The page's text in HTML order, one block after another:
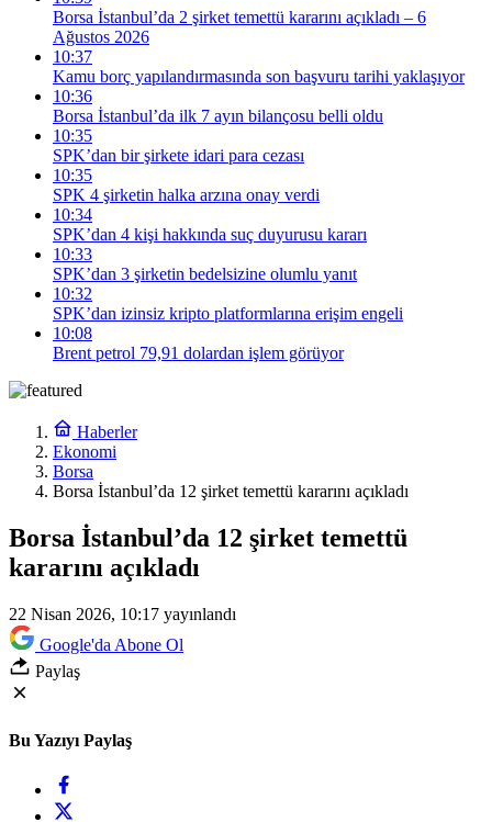
Borsa İstanbul’da 2 şirket temettü kararını açıkladı – 6
Ağustos 2026
10:37
Kamu borç yapılandırmasında son başvuru tarihi yaklaşıyor
10:36
Borsa İstanbul’da ilk 7 ayın bilançosu belli oldu
10:35
SPK’dan bir şirkete idari para cezası
10:35
SPK 4 şirketin halka arzına onay verdi
10:34
SPK’dan 4 kişi hakkında suç duyurusu kararı
10:33
SPK’dan 3 şirketin bedelsizine olumlu yanıt
10:32
SPK’dan izinsiz kripto platformlarına erişim engeli
10:08
Brent petrol 79,91 dolardan işlem görüyor
Haberler
Ekonomi
Borsa
Borsa İstanbul’da 12 şirket temettü kararını açıkladı
Borsa İstanbul’da 12 şirket temettü
kararını açıkladı
22 Nisan 2026, 10:17 yayınlandı
Google'da Abone Ol
Paylaş
Bu Yazıyı Paylaş